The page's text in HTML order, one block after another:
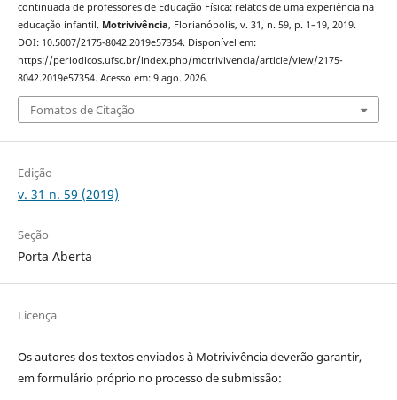
continuada de professores de Educação Física: relatos de uma experiência na
educação infantil. Motrivivência, Florianópolis, v. 31, n. 59, p. 1–19, 2019.
DOI: 10.5007/2175-8042.2019e57354. Disponível em:
https://periodicos.ufsc.br/index.php/motrivivencia/article/view/2175-
8042.2019e57354. Acesso em: 9 ago. 2026.
Fomatos de Citação
Edição
v. 31 n. 59 (2019)
Seção
Porta Aberta
Licença
Os autores dos textos enviados à Motrivivência deverão garantir,
em formulário próprio no processo de submissão: